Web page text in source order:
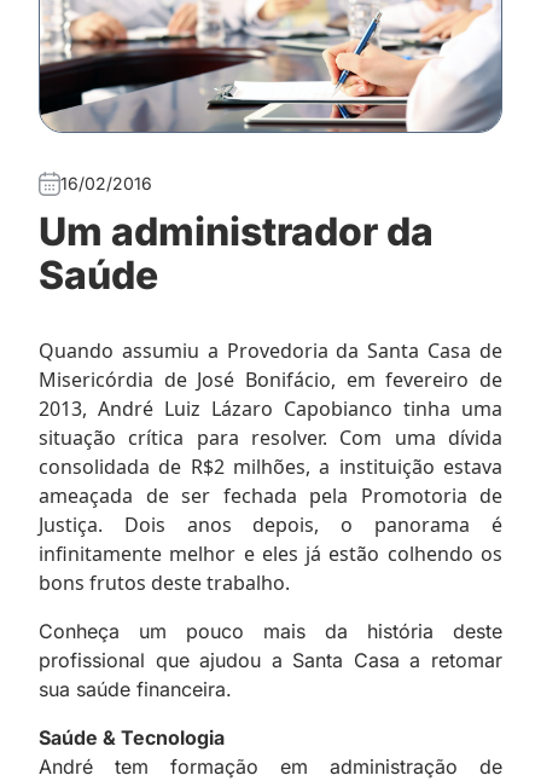
16/02/2016
Um administrador da
Saúde
Quando assumiu a Provedoria da Santa Casa de
Misericórdia de José Bonifácio, em fevereiro de
2013, André Luiz Lázaro Capobianco tinha uma
situação crítica para resolver. Com uma dívida
consolidada de R$2 milhões, a instituição estava
ameaçada de ser fechada pela Promotoria de
Justiça. Dois anos depois, o panorama é
infinitamente melhor e eles já estão colhendo os
bons frutos deste trabalho.
Conheça um pouco mais da história deste
profissional que ajudou a Santa Casa a retomar
sua saúde financeira.
Saúde & Tecnologia
André tem formação em administração de